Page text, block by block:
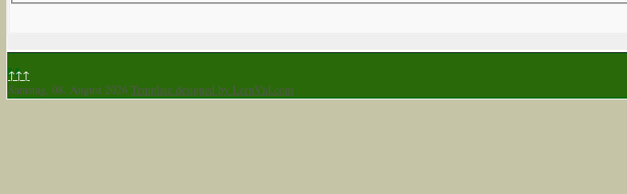
↑↑↑
Samstag, 08. August 2026 Template designed by LernVid.com